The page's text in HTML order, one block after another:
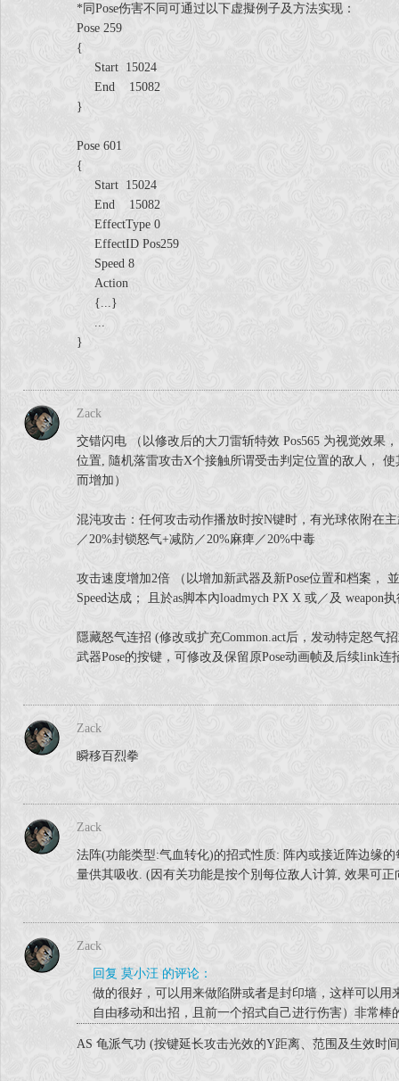
*同Pose伤害不同可通过以下虚擬例子及方法实现：
Pose 259
{
Start 15024
End 15082
}
Pose 601
{
Start 15024
End 15082
EffectType 0
EffectID Pos259
Speed 8
Action
{...}
}
Zack
交错闪电 （以修改后的大刀雷斩特效 Pos565 为视觉效果
位置, 隨机落雷攻击X个接触所谓受击判定位置的敌人，
而增加）
混沌攻击：任何攻击动作播放时按N键时，有光球依附在
／20%封锁怒气+减防／20%麻痺／20%中毒
攻击速度增加2倍 （以增加新武器及新Pose位置和档案，
Speed达成； 且於as脚本內loadmych PX X 或／及 weapon
隱藏怒气连招 (修改或扩充Common.act后，发动特定怒气
武器Pose的按键，可修改及保留原Pose动画帧及后续link连
Zack
瞬移百烈拳
Zack
法阵(功能类型:气血转化)的招式性质: 阵內或接近阵边缘
量供其吸收. (因有关功能是按个別每位敌人计算, 效果可正
Zack
回复 莫小汪 的评论：
做的很好，可以用来做陷阱或者是封印墙，这样可以
自由移动和出招，且前一个招式自己进行伤害）非常棒
AS 龟派气功 (按键延长攻击光效的Y距离、范围及生效时